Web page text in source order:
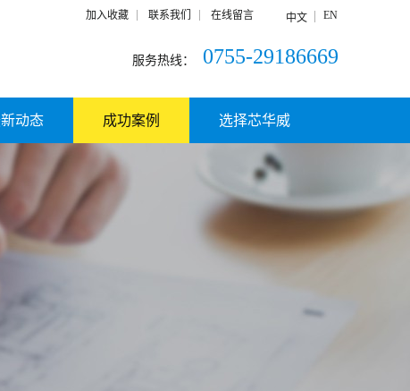
加入收藏 联系我们 在线留言 中文 EN
服务热线： 0755-29186669
动态 成功案例 选择芯华威